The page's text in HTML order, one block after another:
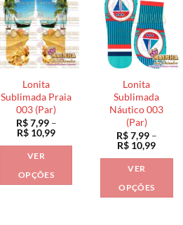
Lonita
Sublimada Praia
003 (Par)
R$7,99 –
R$ 10,99Faixa
VER
OPÇÕES
Lonita
Sublimada
Náutico 003
(Par)
R$7,99 –
R$ 10,99Faixa
VER
OPÇÕES